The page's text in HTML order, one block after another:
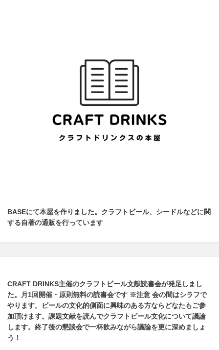
BASEにて本屋を作りました。クラフトビール、シードルなどに関
する自著の通販を行っています
CRAFT DRINKS主催のクラフトビール文献読書会が発足しまし
た。
月1回開催・原則無料の読書会です ※注意 会の間はシラフで
やります。
ビールの文化的側面に興味のある方ならどなたもご参
加頂けます。 課題文献を読んでクラフトビール文化について議論
します。 終了後の懇談会で一杯飲みながら議論を更に深めましょ
う！